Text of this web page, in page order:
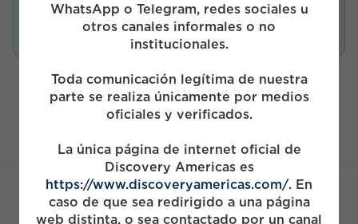
WhatsApp o Telegram, redes sociales u
otros canales informales o no
institucionales.
Toda comunicación legítima de nuestra
parte se realiza únicamente por medios
oficiales y verificados.
La única página de internet oficial de
Discovery Americas es
https://www.discoveryamericas.com/. En
caso de que sea redirigido a una página
web distinta, o sea contactado por un canal
Funds